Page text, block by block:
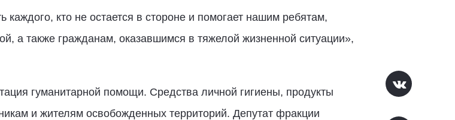
каждого, кто не остается в стороне и помогает нашим ребятам,
а также гражданам, оказавшимся в тяжелой жизненной ситуации»,
гуманитарной помощи. Средства личной гигиены, продукты
и жителям освобожденных территорий. Депутат фракции